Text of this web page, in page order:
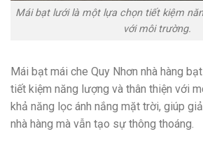
Mái bạt lưới là một lựa chọn tiết kiệm
với môi trường.
Mái bạt mái che Quy Nhơn nhà hàng
tiết kiệm năng lượng và thân thiện với
khả năng lọc ánh nắng mặt trời, giúp
nhà hàng mà vẫn tạo sự thông thoáng.